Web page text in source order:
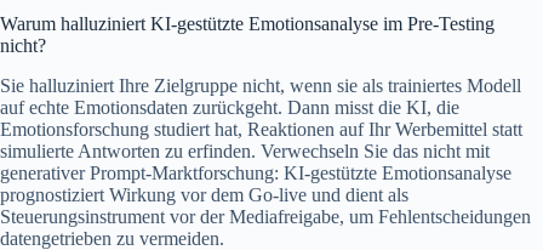
Warum halluziniert KI-gestützte Emotionsanalyse im Pre-Testing
nicht?
Sie halluziniert Ihre Zielgruppe nicht, wenn sie als trainiertes Modell
auf echte Emotionsdaten zurückgeht. Dann misst die KI, die
Emotionsforschung studiert hat, Reaktionen auf Ihr Werbemittel statt
simulierte Antworten zu erfinden. Verwechseln Sie das nicht mit
generativer Prompt-Marktforschung: KI-gestützte Emotionsanalyse
prognostiziert Wirkung vor dem Go-live und dient als
Steuerungsinstrument vor der Mediafreigabe, um Fehlentscheidungen
datengetrieben zu vermeiden.